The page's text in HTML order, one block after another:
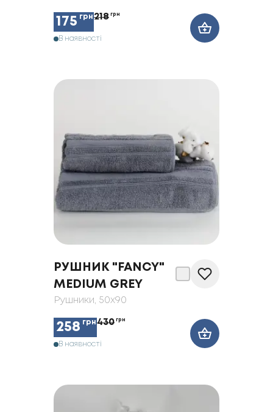
175 грн218 грн
В наявності
РУШНИК "FANCY"
MEDIUM GREY
Рушники, 50x90
258 грн430 грн
В наявності